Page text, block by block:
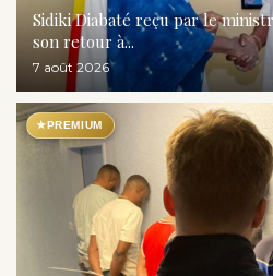
Sidiki Diabaté reçu par le
son retour à...
7 août 2026
★PREMIUM